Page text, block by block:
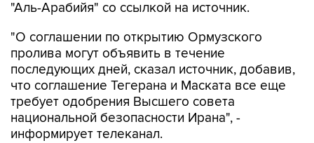
"Аль-Арабийя" со ссылкой на источник.
"О соглашении по открытию Ормузского
пролива могут объявить в течение
последующих дней, сказал источник, добавив,
что соглашение Тегерана и Маската все еще
требует одобрения Высшего совета
национальной безопасности Ирана", -
информирует телеканал.